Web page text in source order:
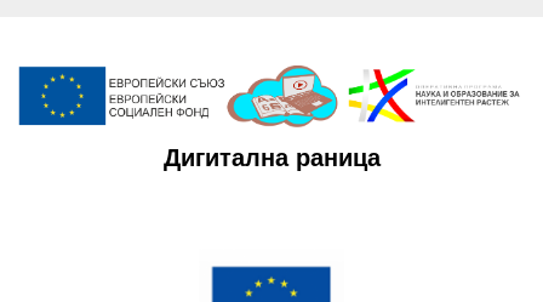
Дигитална раница